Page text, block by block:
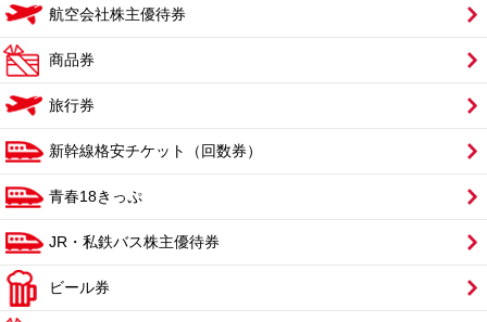
航空会社株主優待券
商品券
旅行券
新幹線格安チケット（回数券）
青春18きっぷ
JR・私鉄バス株主優待券
ビール券